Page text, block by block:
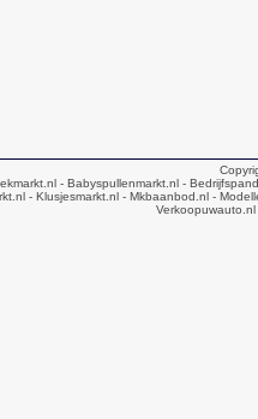
- Babyspullenmarkt.nl -
- Klusjesmarkt.nl - Mkbaanbod.nl -
Verkoopuwauto.nl